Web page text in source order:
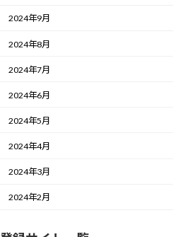
2024年9月
2024年8月
2024年7月
2024年6月
2024年5月
2024年4月
2024年3月
2024年2月